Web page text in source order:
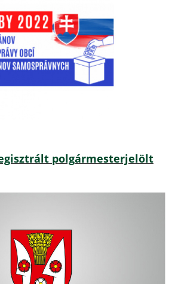
polgármesterjelölt